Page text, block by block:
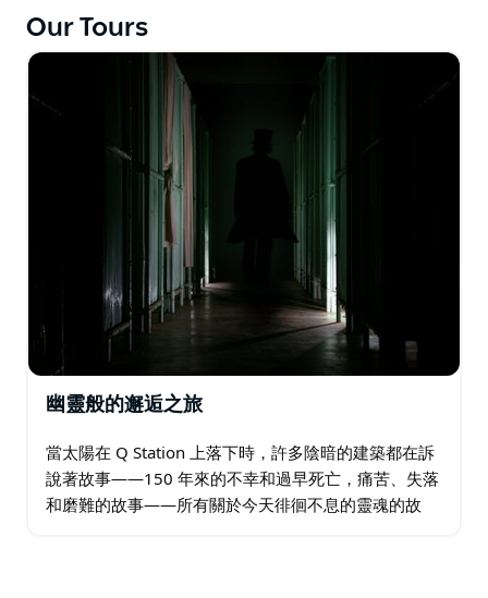
所有預訂必須包含一名8至14歲的兒童，且兒童必須由成
人陪同。不接受僅限成人的團體。
Our Tours
幽靈般的邂逅之旅
當太陽在 Q Station 上落下時，許多陰暗的建築都在訴
說著故事——150 年來的不幸和過早死亡，痛苦、失落
和磨難的故事——所有關於今天徘徊不息的靈魂的故